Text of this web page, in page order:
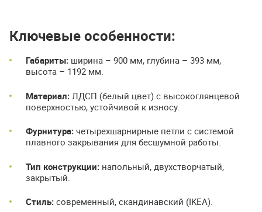
Ключевые особенности:
Габариты: ширина – 900 мм, глубина – 393 мм,
высота – 1192 мм.
Материал: ЛДСП (белый цвет) с высокоглянцевой
поверхностью, устойчивой к износу.
Фурнитура: четырехшарнирные петли с системой
плавного закрывания для бесшумной работы.
Тип конструкции: напольный, двухстворчатый,
закрытый.
Стиль: современный, скандинавский (IKEA).